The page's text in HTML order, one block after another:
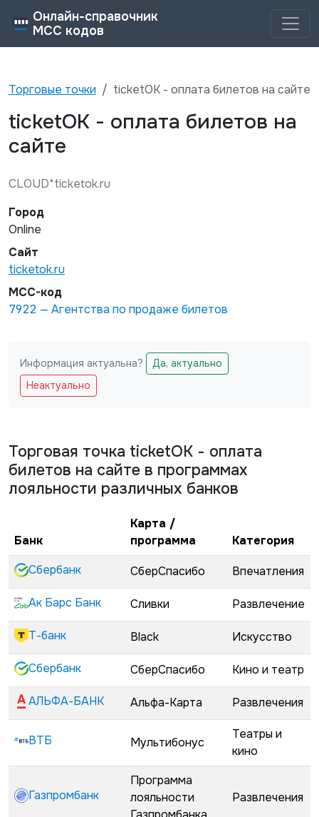
Онлайн-справочник
MCC кодов
Торговые точки ticketOK - оплата билетов на сайте
ticketOK - оплата билетов на
сайте
CLOUD*ticketok.ru
Город
Online
Сайт
ticketok.ru
MCC-код
7922 — Агентства по продаже билетов
Не заполняйте это поле
Информация актуальна?
Да, актуально
Неактуально
Торговая точка ticketOK - оплата
билетов на сайте в программах
лояльности различных банков
Банк
Карта /
программа
Категория
Сбербанк
СберСпасибо Впечатления
Ак Барс Банк Сливки Развлечение
Т-банк Black Искусство
Сбербанк СберСпасибо Кино и театр
АЛЬФА-БАНК Альфа-Карта Развлечения
ВТБ Мультибонус
Театры и
кино
Газпромбанк
Программа
лояльности
Развлечения